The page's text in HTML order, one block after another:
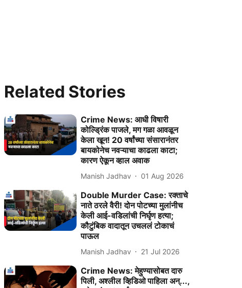
Related Stories
Crime News: आधी विषारी
कोल्ड्रिंक पाजले, मग गळा आवळून
केला खून! 20 वर्षांच्या संसारानंतर
बायकोनेच नवऱ्याचा काढला काटा;
कारण ऐकून व्हाल अवाक
Manish Jadhav 01 Aug 2026
Double Murder Case: रक्ताचे
नाते ठरले वैरी! दोन पोटच्या मुलांनीच
केली आई-वडिलांची निर्घृण हत्या;
कौटुंबिक वादातून उचललं टोकाचं
पाऊल
Manish Jadhav 21 Jul 2026
Crime News: मेहुण्यासोबत दारु
पिली, अश्लील व्हिडिओ पाहिला अन्...,